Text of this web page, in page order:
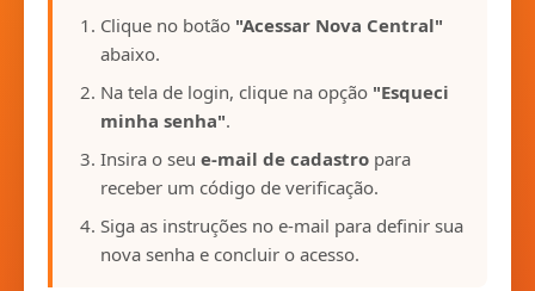
Clique no botão "Acessar Nova Central"
abaixo.
Na tela de login, clique na opção "Esqueci
minha senha".
Insira o seu e-mail de cadastro para
receber um código de verificação.
Siga as instruções no e-mail para definir sua
nova senha e concluir o acesso.